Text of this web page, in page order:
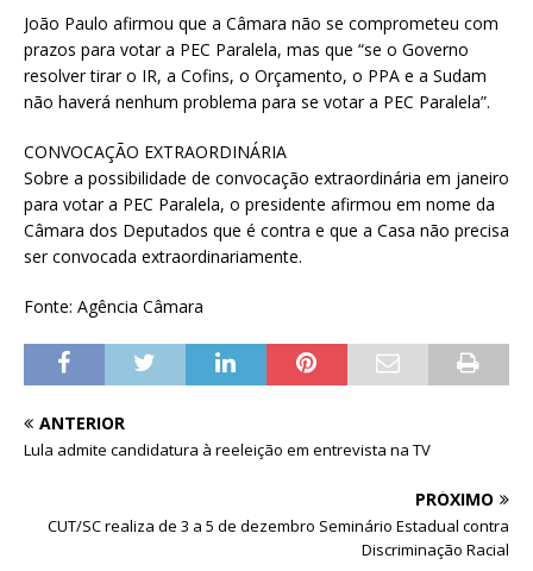
João Paulo afirmou que a Câmara não se comprometeu com
prazos para votar a PEC Paralela, mas que “se o Governo
resolver tirar o IR, a Cofins, o Orçamento, o PPA e a Sudam
não haverá nenhum problema para se votar a PEC Paralela”.
CONVOCAÇÃO EXTRAORDINÁRIA
Sobre a possibilidade de convocação extraordinária em janeiro
para votar a PEC Paralela, o presidente afirmou em nome da
Câmara dos Deputados que é contra e que a Casa não precisa
ser convocada extraordinariamente.
Fonte: Agência Câmara
ANTERIOR
Lula admite candidatura à reeleição em entrevista na TV
PRÓXIMO
CUT/SC realiza de 3 a 5 de dezembro Seminário Estadual contra
Discriminação Racial